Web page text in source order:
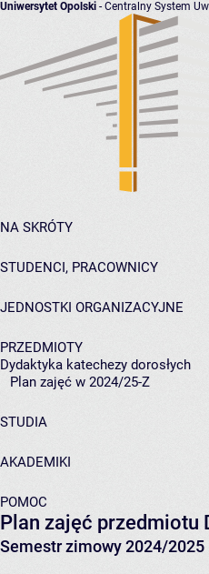
Uniwersytet Opolski - Centralny System
NA SKRÓTY
STUDENCI, PRACOWNICY
JEDNOSTKI ORGANIZACYJNE
PRZEDMIOTY
Dydaktyka katechezy dorosłych
Plan zajęć w 2024/25-Z
STUDIA
AKADEMIKI
POMOC
Plan zajęć przedmiotu
Semestr zimowy 2024/2025